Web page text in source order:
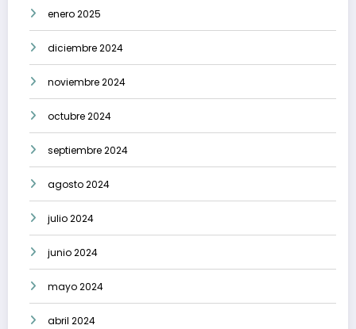
enero 2025
diciembre 2024
noviembre 2024
octubre 2024
septiembre 2024
agosto 2024
julio 2024
junio 2024
mayo 2024
abril 2024